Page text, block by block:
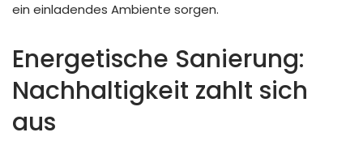
ein einladendes Ambiente sorgen.
Energetische Sanierung:
Nachhaltigkeit zahlt sich
aus